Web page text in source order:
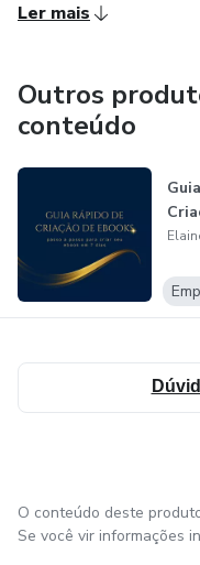
Ler mais
Outros
conteúdo
O conteúdo deste
Se você vir informações